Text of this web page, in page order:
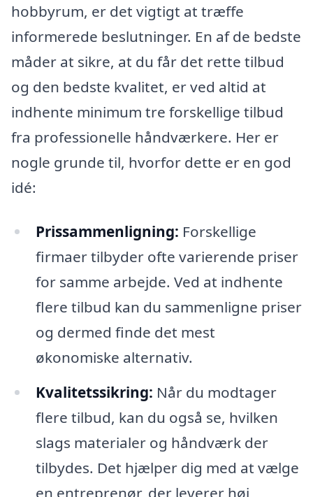
hobbyrum, er det vigtigt at træffe
informerede beslutninger. En af de bedste
måder at sikre, at du får det rette tilbud
og den bedste kvalitet, er ved altid at
indhente minimum tre forskellige tilbud
fra professionelle håndværkere. Her er
nogle grunde til, hvorfor dette er en god
idé:
Prissammenligning: Forskellige
firmaer tilbyder ofte varierende priser
for samme arbejde. Ved at indhente
flere tilbud kan du sammenligne priser
og dermed finde det mest
økonomiske alternativ.
Kvalitetssikring: Når du modtager
flere tilbud, kan du også se, hvilken
slags materialer og håndværk der
tilbydes. Det hjælper dig med at vælge
en entreprenør, der leverer høj